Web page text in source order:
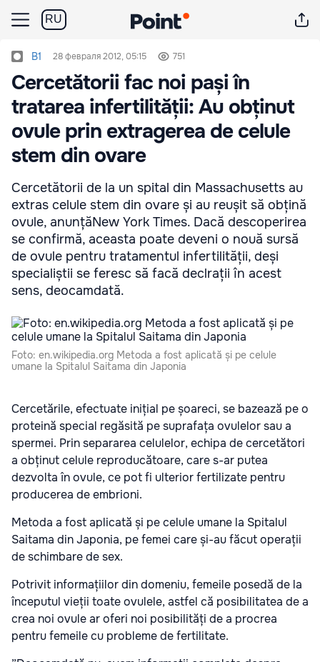
RU
B1 28 февраля 2012, 05:15 751
Cercetătorii fac noi pași în
tratarea infertilității: Au obținut
ovule prin extragerea de celule
stem din ovare
Cercetătorii de la un spital din Massachusetts au
extras celule stem din ovare și au reușit să obțină
ovule, anunțăNew York Times. Dacă descoperirea
se confirmă, aceasta poate deveni o nouă sursă
de ovule pentru tratamentul infertilității, deși
specialiștii se feresc să facă declrații în acest
sens, deocamdată.
Foto: en.wikipedia.org Metoda a fost aplicată și pe celule
umane la Spitalul Saitama din Japonia
Cercetările, efectuate inițial pe șoareci, se bazează pe o
proteină special regăsită pe suprafața ovulelor sau a
spermei. Prin separarea celulelor, echipa de cercetători
a obținut celule reproducătoare, care s-ar putea
dezvolta în ovule, ce pot fi ulterior fertilizate pentru
producerea de embrioni.
Metoda a fost aplicată și pe celule umane la Spitalul
Saitama din Japonia, pe femei care și-au făcut operații
de schimbare de sex.
Potrivit informațiilor din domeniu, femeile posedă de la
începutul vieții toate ovulele, astfel că posibilitatea de a
crea noi ovule ar oferi noi posibilități de a procrea
pentru femeile cu probleme de fertilitate.